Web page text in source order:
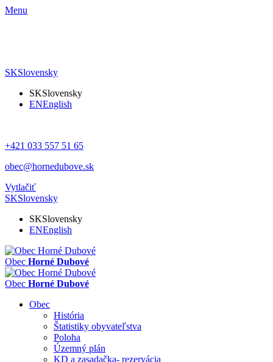
Menu
SKSlovensky
SKSlovensky
ENEnglish
+421 033 557 51 65
obec@hornedubove.sk
Vytlačiť
SKSlovensky
SKSlovensky
ENEnglish
Obec Horné Dubové
Obec Horné Dubové
Obec
História
Štatistiky obyvateľstva
Poloha
Územný plán
KD a zasadačka- rezervácia